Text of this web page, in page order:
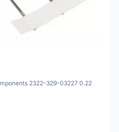
2322-329-03227 0.22